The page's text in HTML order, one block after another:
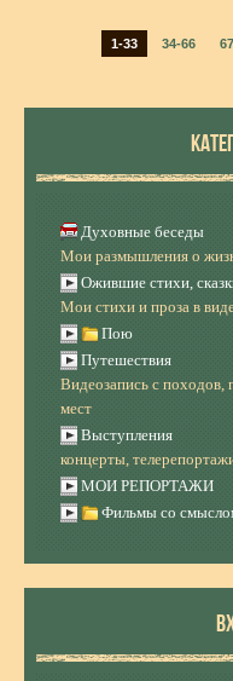
1-33 34-66
Духовные беседы
Мои размышления о
Ожившие стихи,
Мои стихи и проза в
Пою
Путешествия
Видеозапись с походов,
мест
Выступления
концерты,
МОИ РЕПОРТАЖИ
Фильмы со